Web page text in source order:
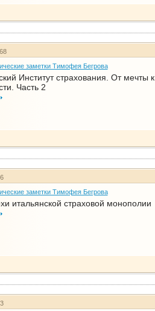
заметки Тимофея Бегрова
Институт страхования. От мечты к
Часть 2
заметки Тимофея Бегрова
итальянской страховой монополии